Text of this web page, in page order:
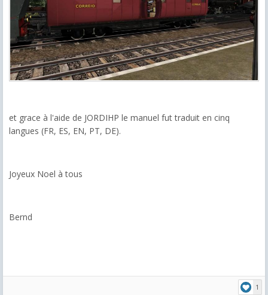
et grace à l'aide de JORDIHP le manuel fut traduit en cinq
langues (FR, ES, EN, PT, DE).
Joyeux Noel à tous
Bernd
1